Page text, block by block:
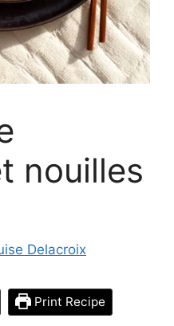
nouilles
Delacroix
Print Recipe